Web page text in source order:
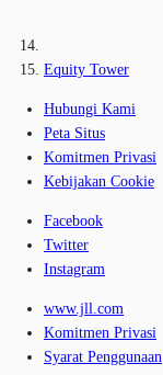
Equity Tower
Hubungi Kami
Peta Situs
Komitmen Privasi
Kebijakan Cookie
Facebook
Twitter
Instagram
www.jll.com
Komitmen Privasi
Syarat Penggunaan